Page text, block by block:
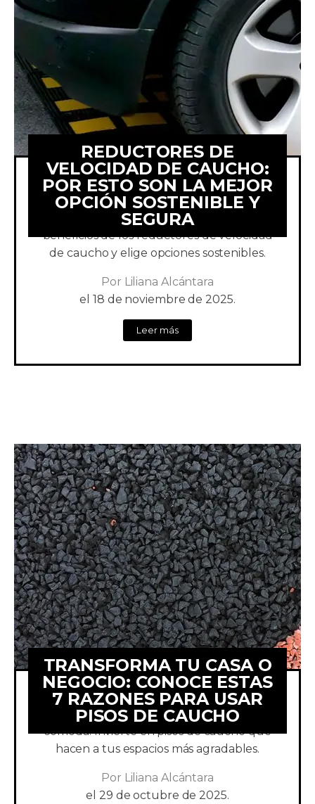
REDUCTORES DE
VELOCIDAD DE CAUCHO:
POR ESTO SON LA MEJOR
OPCIÓN SOSTENIBLE Y
SEGURA
El caucho reciclado es una gran opción
para dispositivos viales. Aprende los
beneficios de los reductores de velocidad
de caucho y elige opciones sostenibles.
Por Liliana Alcántara
el 18 de noviembre de 2025.
Leer más
TRANSFORMA TU CASA O
NEGOCIO: CONOCE ESTAS
7 RAZONES PARA USAR
PISOS DE CAUCHO
Haz de tus pisos una superficie segura y
cómoda. Invierte en pisos de caucho que
hacen a tus espacios más agradables.
Por Liliana Alcántara
el 29 de octubre de 2025.